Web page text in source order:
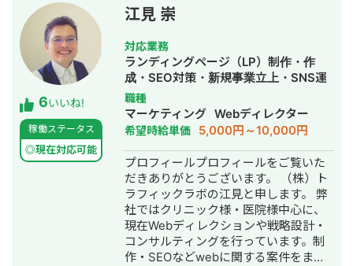
（バサジィ大分在籍時は完全プロ契約
のため1年間休職）。 アスリートとし
ての経験で培った「やると決めたら徹
底的にやり抜く」精神で、お客様のプ
ロジェクトに全力で取り組みます。
6いいね!
稼働ステータス
◎現在対応可能
江見 崇
対応業務
ランディングページ（LP）制作・作
成・SEO対策・新規事業立上・SNS運
用代行・記事作成代行・ライティン
グ・翻訳・ホームページ制作・作成・
バナー制作・デザイン・ロゴデザイ
ン・作成・イラスト制作・リスティン
グ広告運用代行
職種
マーケティング Webディレクター
希望時給単価 5,000円～10,000円
プロフィールプロフィールをご覧いた
だきありがとうございます。 （株）ト
ラフィックラボの江見と申します。 弊
社ではクリニック様・医院様中心に、
現在Webディレクションや戦略設計・
コンサルティングを行っています。制
作・SEOなどwebに関する案件をまる